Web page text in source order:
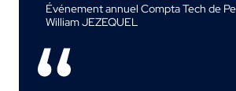
Événement annuel Compta Tech de
William JEZEQUEL